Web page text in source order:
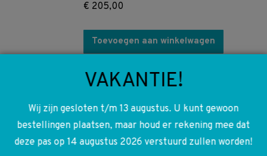
€ 205,00
Toevoegen aan winkelwagen
A2476909102 2476909102
panorama dak links
VAKANTIE!
Wij zijn gesloten t/m 13 augustus. U kunt gewoon
bestellingen plaatsen, maar houd er rekening mee dat
deze pas op 14 augustus 2026 verstuurd zullen worden!